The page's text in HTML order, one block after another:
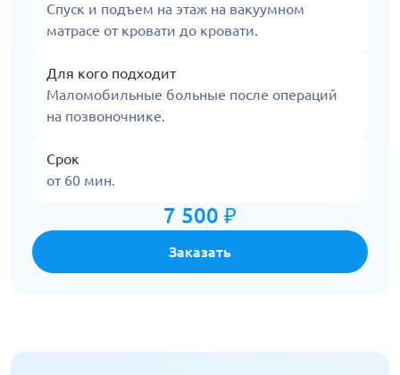
Спуск и подъем на этаж на вакуумном
матрасе от кровати до кровати.
Для кого подходит
Маломобильные больные после операций
на позвоночнике.
Срок
от 60 мин.
7 500 ₽
Заказать